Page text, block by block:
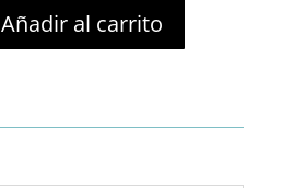
Añadir al carrito